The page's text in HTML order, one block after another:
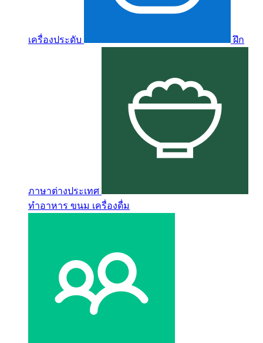
เครื่องประดับ ฝึก
ภาษาต่างประเทศ
ทำอาหาร ขนม เครื่องดื่ม